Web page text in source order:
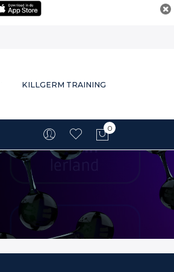
KILLGERM TRAINING
0